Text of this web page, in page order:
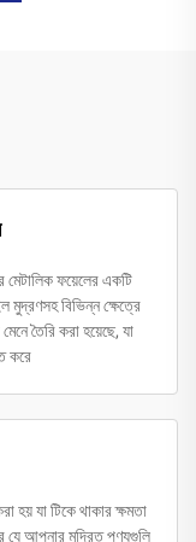
মেটালিক ফয়েলের একটি
মুদ্রণসহ বিভিন্ন ক্ষেত্রে
তৈরি করা হয়েছে, যা
করে
হয় যা টিকে থাকার ক্ষমতা
যে আপনার মুদ্রিত পণ্যগুলি